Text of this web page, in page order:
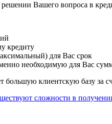
Вашего вопроса в
кредиту
для Вас срок
необходимую для Вас
большую клиентскую базу за
сложности в